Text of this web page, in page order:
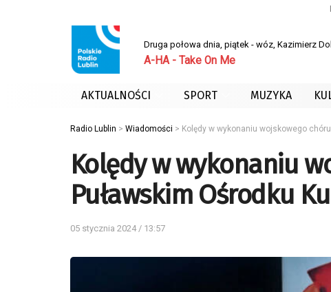
Druga połowa dnia, piątek - wóz, Kazimierz
A-HA - Take On Me
AKTUALNOŚCI SPORT MUZYKA
Radio Lublin > Wiadomości > Kolędy w wykonaniu wojskowego
Kolędy w wykonaniu
Puławskim Ośrodku
05 stycznia 2024 / 13:57